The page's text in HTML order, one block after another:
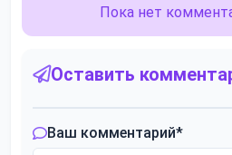
Пока нет
Оставить
Ваш комментарий*